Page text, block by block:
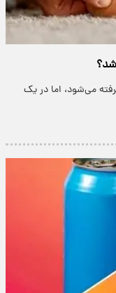
می‌شود، اما در یک